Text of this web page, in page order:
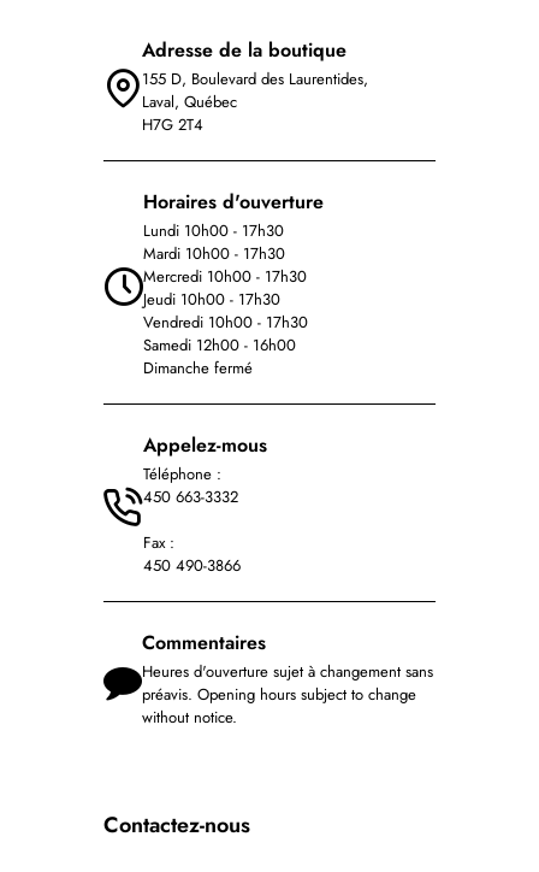
Adresse de la boutique
155 D, Boulevard des Laurentides,
Laval, Québec
H7G 2T4
Horaires d'ouverture
Lundi 10h00 - 17h30
Mardi 10h00 - 17h30
Mercredi 10h00 - 17h30
Jeudi 10h00 - 17h30
Vendredi 10h00 - 17h30
Samedi 12h00 - 16h00
Dimanche fermé
Appelez-mous
Téléphone :
450 663-3332
Fax :
450 490-3866
Commentaires
Heures d'ouverture sujet à changement sans
préavis. Opening hours subject to change
without notice.
Contactez-nous